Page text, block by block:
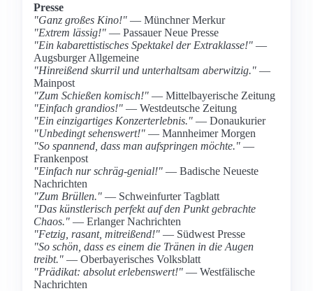
Presse
"Ganz großes Kino!" — Münchner Merkur
"Extrem lässig!" — Passauer Neue Presse
"Ein kabarettistisches Spektakel der Extraklasse!" —
Augsburger Allgemeine
"Hinreißend skurril und unterhaltsam aberwitzig." —
Mainpost
"Zum Schießen komisch!" — Mittelbayerische Zeitung
"Einfach grandios!" — Westdeutsche Zeitung
"Ein einzigartiges Konzerterlebnis." — Donaukurier
"Unbedingt sehenswert!" — Mannheimer Morgen
"So spannend, dass man aufspringen möchte." —
Frankenpost
"Einfach nur schräg-genial!" — Badische Neueste
Nachrichten
"Zum Brüllen." — Schweinfurter Tagblatt
"Das künstlerisch perfekt auf den Punkt gebrachte
Chaos." — Erlanger Nachrichten
"Fetzig, rasant, mitreißend!" — Südwest Presse
"So schön, dass es einem die Tränen in die Augen
treibt." — Oberbayerisches Volksblatt
"Prädikat: absolut erlebenswert!" — Westfälische
Nachrichten